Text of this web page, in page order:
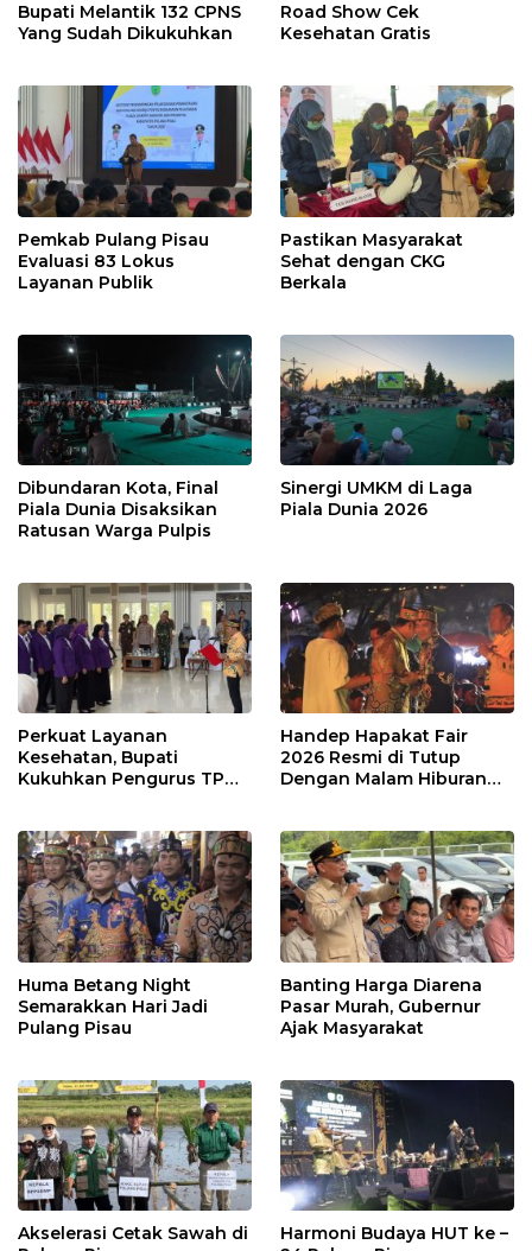
Bupati Melantik 132 CPNS
Yang Sudah Dikukuhkan
Road Show Cek
Kesehatan Gratis
Pemkab Pulang Pisau
Evaluasi 83 Lokus
Layanan Publik
Pastikan Masyarakat
Sehat dengan CKG
Berkala
Dibundaran Kota, Final
Piala Dunia Disaksikan
Ratusan Warga Pulpis
Sinergi UMKM di Laga
Piala Dunia 2026
Perkuat Layanan
Kesehatan, Bupati
Kukuhkan Pengurus TP
Handep Hapakat Fair
2026 Resmi di Tutup
Dengan Malam Hiburan
Huma Betang Night
Semarakkan Hari Jadi
Pulang Pisau
Banting Harga Diarena
Pasar Murah, Gubernur
Ajak Masyarakat
Akselerasi Cetak Sawah di
Harmoni Budaya HUT ke –